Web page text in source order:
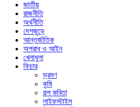
জাতীয়
রাজনীতি
অর্থনীতি
দেশজুড়ে
আন্তর্জাতিক
অপরাধ ও আইন
খেলাধুলা
ফিচার
ভ্রমণ
কৃষি
গল্প ক‌বিতা
লাইফস্টাইল